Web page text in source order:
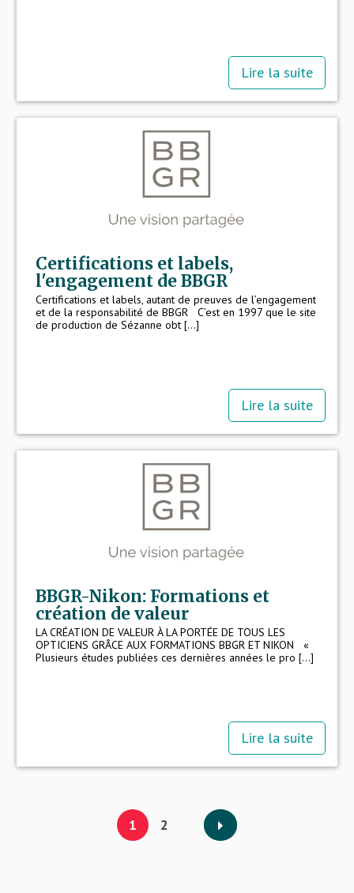
Lire la suite
Certifications et labels,
l'engagement de BBGR
Certifications et labels, autant de preuves de l’engagement
et de la responsabilité de BBGR C’est en 1997 que le site
de production de Sézanne obt [...]
Lire la suite
BBGR-Nikon: Formations et
création de valeur
LA CRÉATION DE VALEUR À LA PORTÉE DE TOUS LES
OPTICIENS GRÂCE AUX FORMATIONS BBGR ET NIKON «
Plusieurs études publiées ces dernières années le pro [...]
Lire la suite
1 2